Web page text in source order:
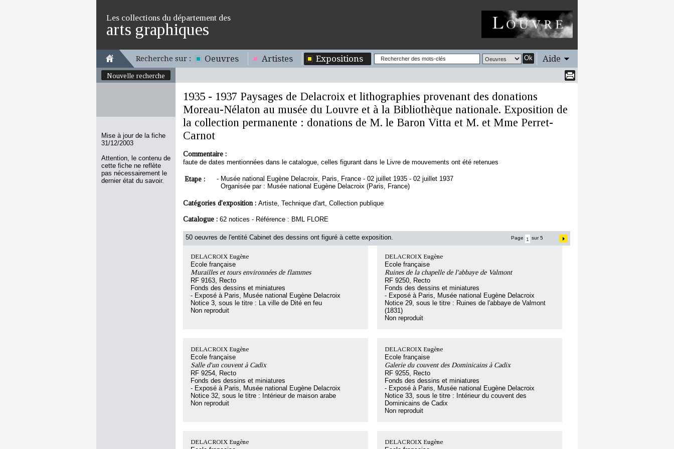
Les collections du département des
arts graphiques
Recherche sur : Oeuvres Artistes Expositions Ok Aide
Nouvelle recherche
Mise à jour de la fiche
31/12/2003
Attention, le contenu de
cette fiche ne reflète
pas nécessairement le
dernier état du savoir.
1935 - 1937 Paysages de Delacroix et lithographies provenant des donations
Moreau-Nélaton au musée du Louvre et à la Bibliothèque nationale. Exposition de
la collection permanente : donations de M. le Baron Vitta et M. et Mme Perret-
Carnot
Commentaire :
faute de dates mentionnées dans le catalogue, celles figurant dans le Livre de mouvements ont été retenues
Etape : - Musée national Eugène Delacroix, Paris, France - 02 juillet 1935 - 02 juillet 1937
Organisée par : Musée national Eugène Delacroix (Paris, France)
Catégories d'exposition : Artiste, Technique d'art, Collection publique
Catalogue : 62 notices - Référence : BML FLORE
50 oeuvres de l'entité Cabinet des dessins ont figuré à cette exposition. Page sur 5
DELACROIX Eugène
Ecole française
Murailles et tours environnées de flammes
RF 9163, Recto
Fonds des dessins et miniatures
- Exposé à Paris, Musée national Eugène Delacroix
Notice 3, sous le titre : La ville de Dité en feu
Non reproduit
DELACROIX Eugène
Ecole française
Ruines de la chapelle de l'abbaye de Valmont
RF 9250, Recto
Fonds des dessins et miniatures
- Exposé à Paris, Musée national Eugène Delacroix
Notice 29, sous le titre : Ruines de l'abbaye de Valmont
(1831)
Non reproduit
DELACROIX Eugène
Ecole française
Salle d'un couvent à Cadix
RF 9254, Recto
Fonds des dessins et miniatures
- Exposé à Paris, Musée national Eugène Delacroix
Notice 32, sous le titre : Intérieur de maison arabe
Non reproduit
DELACROIX Eugène
Ecole française
Galerie du couvent des Dominicains à Cadix
RF 9255, Recto
Fonds des dessins et miniatures
- Exposé à Paris, Musée national Eugène Delacroix
Notice 33, sous le titre : Intérieur du couvent des
Dominicains de Cadix
Non reproduit
DELACROIX Eugène DELACROIX Eugène